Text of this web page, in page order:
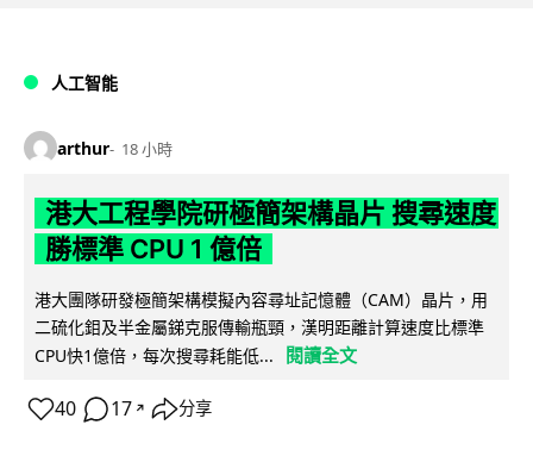
人工智能
arthur 18 小時
港大工程學院研極簡架構晶片 搜尋速度
勝標準 CPU 1 億倍
港大團隊研發極簡架構模擬內容尋址記憶體（CAM）晶片，用
二硫化鉬及半金屬銻克服傳輸瓶頸，漢明距離計算速度比標準
CPU快1億倍，每次搜尋耗能低...
閱讀全文
40 17 ↗ 分享